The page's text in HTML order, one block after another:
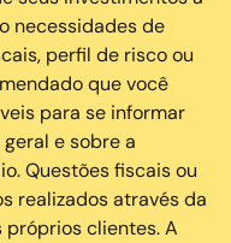
necessidades de
perfil de risco ou
que você
para se informar
e sobre a
Questões fiscais ou
realizados através da
clientes. A